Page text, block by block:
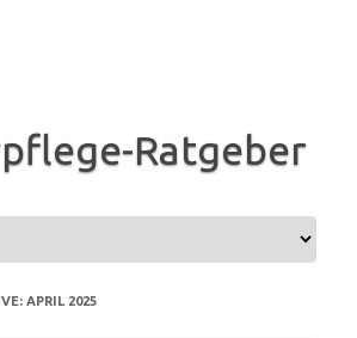
Ratgeber
APRIL 2025